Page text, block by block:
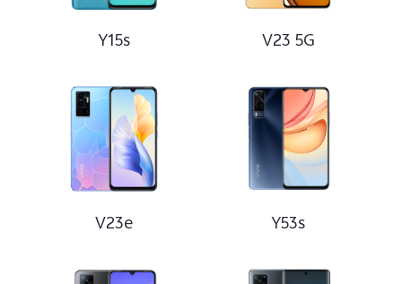
Y15s V23 5G
V23e Y53s